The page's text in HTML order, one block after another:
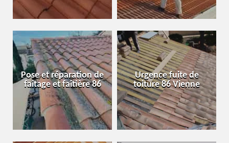
Pose et réparation de
faîtage et faîtière 86
Urgence fuite de
toiture 86 Vienne